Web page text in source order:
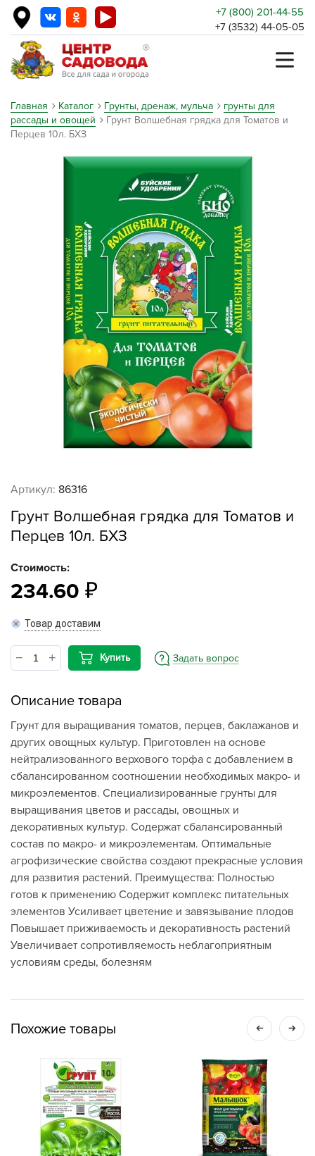
+7 (800) 201-44-55
+7 (3532) 44-05-05
Главная Каталог Грунты, дренаж, мульча
грунты для
рассады и овощей
Грунт Волшебная грядка для Томатов и
Перцев 10л. БХЗ
Артикул: 86316
Грунт Волшебная грядка для Томатов и
Перцев 10л. БХЗ
Стоимость:
234.60
Товар доставим
Купить Задать вопрос
Описание товара
Грунт для выращивания томатов, перцев, баклажанов и
других овощных культур. Приготовлен на основе
нейтрализованного верхового торфа с добавлением в
сбалансированном соотношении необходимых макро- и
микроэлементов. Специализированные грунты для
выращивания цветов и рассады, овощных и
декоративных культур. Содержат сбалансированный
состав по макро- и микроэлементам. Оптимальные
агрофизические свойства создают прекрасные условия
для развития растений. Преимущества: Полностью
готов к применению Содержит комплекс питательных
элементов Усиливает цветение и завязывание плодов
Повышает приживаемость и декоративность растений
Увеличивает сопротивляемость неблагоприятным
условиям среды, болезням
Похожие товары